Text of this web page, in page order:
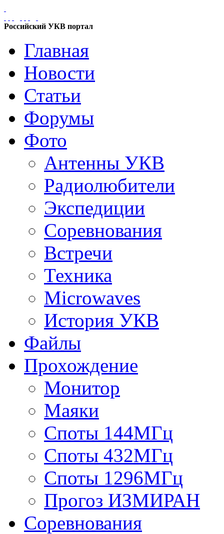
Российский УКВ портал
Главная
Новости
Статьи
Форумы
Фото
Антенны УКВ
Радиолюбители
Экспедиции
Соревнования
Встречи
Техника
Microwaves
История УКВ
Файлы
Прохождение
Монитор
Маяки
Споты 144МГц
Споты 432МГц
Споты 1296МГц
Прогоз ИЗМИРАН
Соревнования